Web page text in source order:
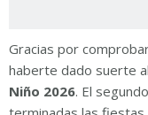
Gracias por
haberte dado suerte
Niño 2026. El